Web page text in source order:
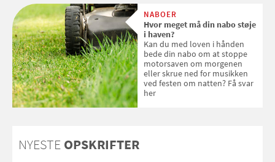
med SPF kan erstatte
solcreme, når man bevæger
sig ud i solen
NABOER
Hvor meget må din nabo støje
i haven?
Kan du med loven i hånden
bede din nabo om at stoppe
motorsaven om morgenen
eller skrue ned for musikken
ved festen om natten? Få svar
her
NYESTE OPSKRIFTER